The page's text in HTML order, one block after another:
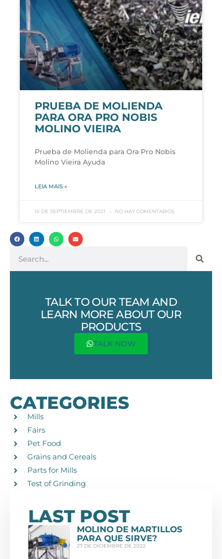
PRUEBA DE MOLIENDA
PARA ORA PRO NOBIS
MOLINO VIEIRA
Prueba de Molienda para Ora Pro Nobis
Molino Vieira Ayuda
LEIA MAIS »
15 DE SEPTIEMBRE DE 2021 NO HAY COMENTARIOS
TALK TO OUR TEAM AND
LEARN MORE ABOUT OUR
PRODUCTS
TALK NOW
CATEGORIES
Mills
Fairs
Pet Food
Grains and Cereals
Parts for Mills
Test of Grinding
LAST POST
MOLINO DE MARTILLOS
PARA QUE SIRVE?
27 DE DICIEMBRE DE 2022